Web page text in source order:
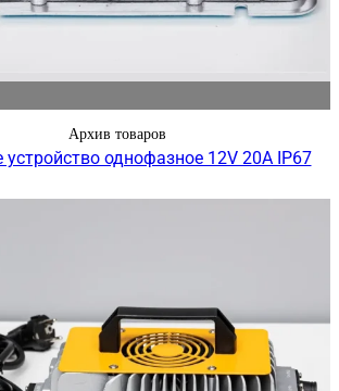
Архив товаров
однофазное 12V 20A IP67